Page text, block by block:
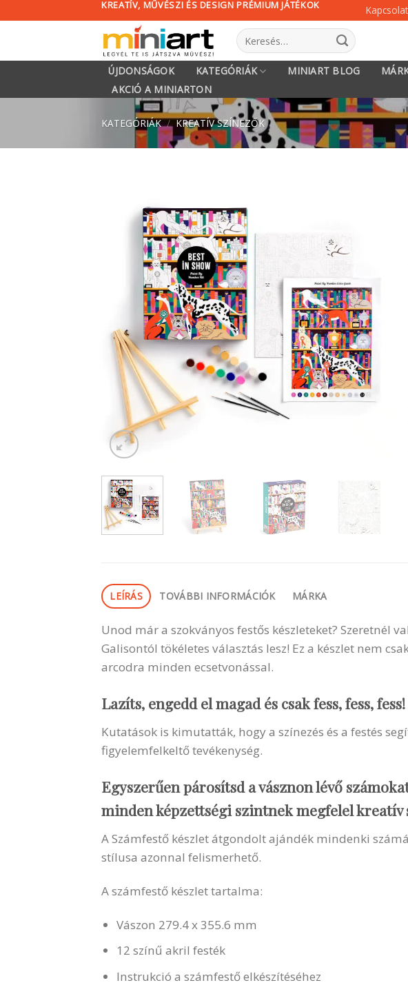
KREATÍV, MŰVÉSZI ÉS DESIGN PRÉMIUM JÁTÉKOK Kapcsolat
Keresés
a
következőre:
ÚJDONSÁGOK KATEGÓRIÁK MINIART BLOG
AKCIÓ A MINIARTON
KATEGÓRIÁK / KREATÍV SZÍNEZŐK
LEÍRÁS TOVÁBBI INFORMÁCIÓK MÁRKA
Unod már a szokványos festős készleteket? Szeretnél
Galisontól tökéletes választás lesz! Ez a készlet nem
arcodra minden ecsetvonással.
Lazíts, engedd el magad és csak fess, fess, fess!
Kutatások is kimutatták, hogy a színezés és a festés
figyelemfelkeltő tevékenység.
Egyszerűen párosítsd a vásznon lévő
minden képzettségi szintnek megfelel kreatív
A Számfestő készlet átgondolt ajándék mindenki
stílusa azonnal felismerhető.
A számfestő készlet tartalma:
Vászon 279.4 x 355.6 mm
12 színű akril festék
Instrukció a számfestő elkészítéséhez